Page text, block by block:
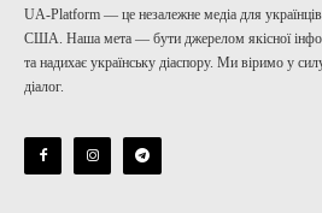
UA-Platform — це незалежне медіа для українців
США. Наша мета — бути джерелом якісної
та надихає українську діаспору. Ми віримо у
діалог.